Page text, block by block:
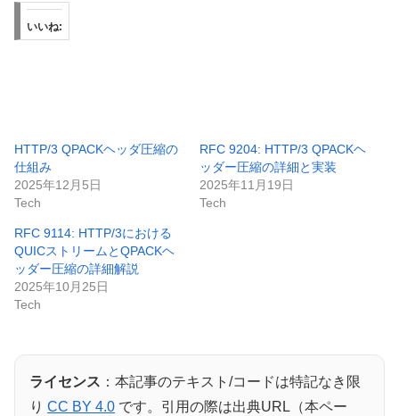
いいね:
HTTP/3 QPACKヘッダ圧縮の
仕組み
2025年12月5日
Tech
RFC 9204: HTTP/3 QPACKヘ
ッダー圧縮の詳細と実装
2025年11月19日
Tech
RFC 9114: HTTP/3における
QUICストリームとQPACKヘ
ッダー圧縮の詳細解説
2025年10月25日
Tech
ライセンス ：本記事のテキスト/コードは特記なき限
り CC BY 4.0 です。引用の際は出典URL（本ペー